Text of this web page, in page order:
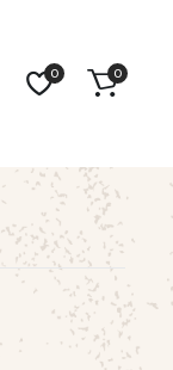
0 0